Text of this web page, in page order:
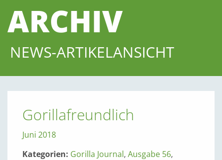
ARCHIV
NEWS-ARTIKELANSICHT
Gorillafreundlich
Juni 2018
Kategorien: Gorilla Journal, Ausgabe 56,